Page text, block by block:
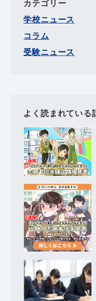
カテゴリー
学校ニュース
コラム
受験ニュース
よく読まれている